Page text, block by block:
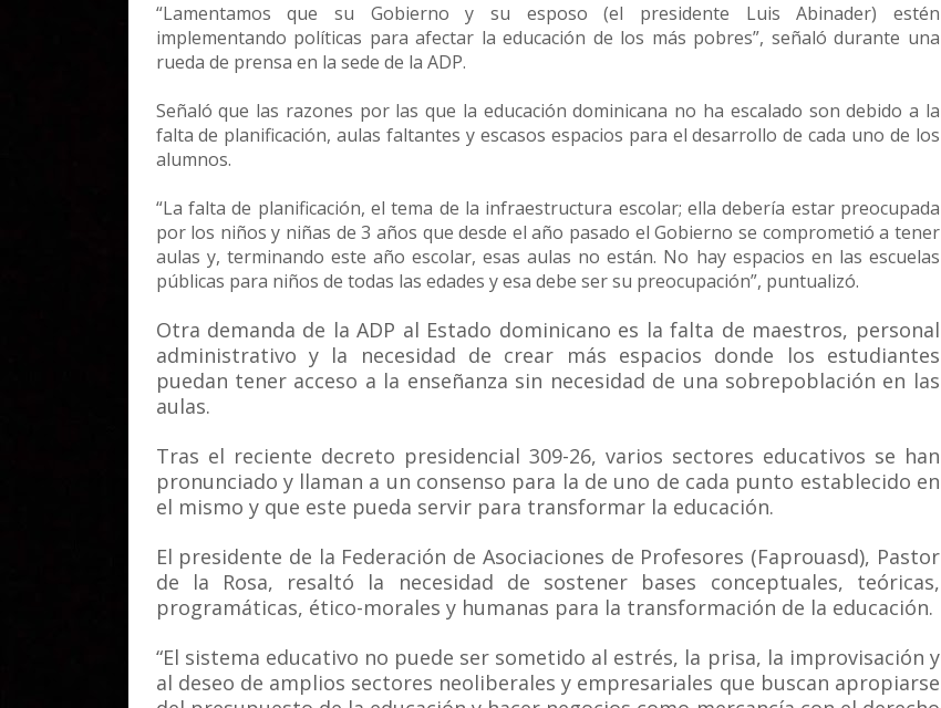
“Lamentamos que su Gobierno y su esposo (el presidente Luis Abinader) estén
implementando políticas para afectar la educación de los más pobres”, señaló durante una
rueda de prensa en la sede de la ADP.
Señaló que las razones por las que la educación dominicana no ha escalado son debido a la
falta de planificación, aulas faltantes y escasos espacios para el desarrollo de cada uno de los
alumnos.
“La falta de planificación, el tema de la infraestructura escolar; ella debería estar preocupada
por los niños y niñas de 3 años que desde el año pasado el Gobierno se comprometió a tener
aulas y, terminando este año escolar, esas aulas no están. No hay espacios en las escuelas
públicas para niños de todas las edades y esa debe ser su preocupación”, puntualizó.
Otra demanda de la ADP al Estado dominicano es la falta de maestros, personal
administrativo y la necesidad de crear más espacios donde los estudiantes
puedan tener acceso a la enseñanza sin necesidad de una sobrepoblación en las
aulas.
Tras el reciente decreto presidencial 309-26, varios sectores educativos se han
pronunciado y llaman a un consenso para la de uno de cada punto establecido en
el mismo y que este pueda servir para transformar la educación.
El presidente de la Federación de Asociaciones de Profesores (Faprouasd), Pastor
de la Rosa, resaltó la necesidad de sostener bases conceptuales, teóricas,
programáticas, ético-morales y humanas para la transformación de la educación.
“El sistema educativo no puede ser sometido al estrés, la prisa, la improvisación y
al deseo de amplios sectores neoliberales y empresariales que buscan apropiarse